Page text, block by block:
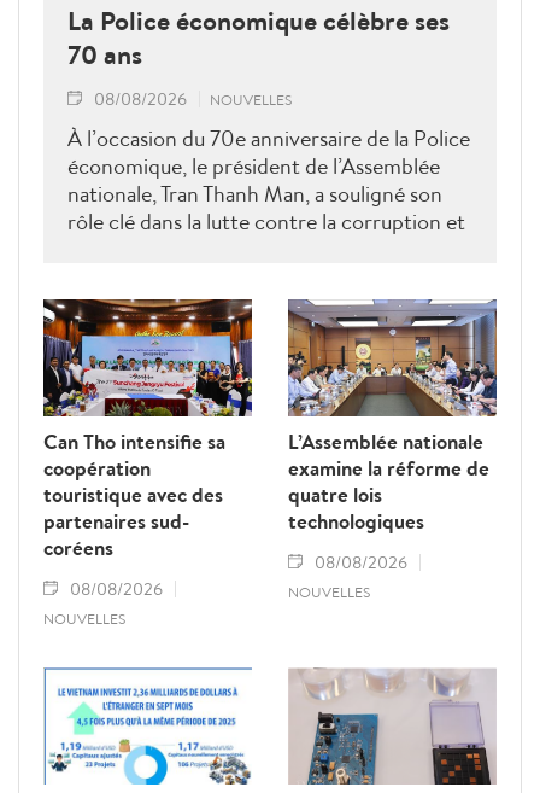
La Police économique célèbre ses
70 ans
08/08/2026 NOUVELLES
À l’occasion du 70e anniversaire de la Police
économique, le président de l’Assemblée
nationale, Tran Thanh Man, a souligné son
rôle clé dans la lutte contre la corruption et
Can Tho intensifie sa
coopération
touristique avec des
partenaires sud-
coréens
08/08/2026
NOUVELLES
L’Assemblée nationale
examine la réforme de
quatre lois
technologiques
08/08/2026
NOUVELLES